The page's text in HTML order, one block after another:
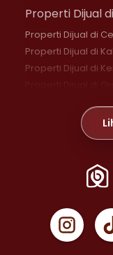
Properti Dijual
Properti Dijual di
Properti Dijual di
Properti Dijual di
Properti Dijual di
Properti Dijual di
Properti Dijual
Properti Dijual di
Properti Dijual di